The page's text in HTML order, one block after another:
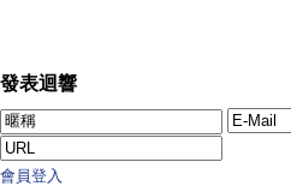
發表迴響
會員登入